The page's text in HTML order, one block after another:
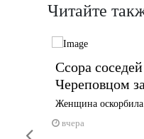
Читайте
Ссора
Череповцом
Женщина оскорбила
вчера